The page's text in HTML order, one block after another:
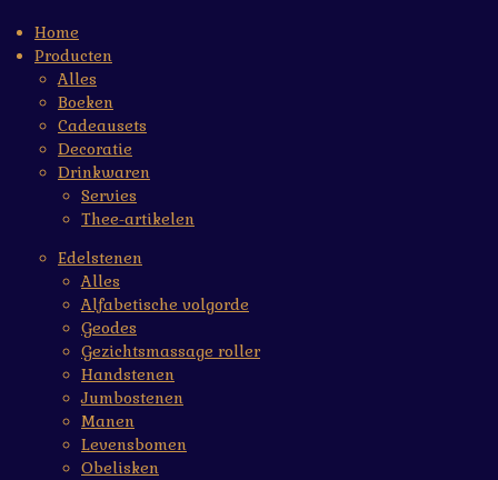
Home
Producten
Alles
Boeken
Cadeausets
Decoratie
Drinkwaren
Servies
Thee-artikelen
Edelstenen
Alles
Alfabetische volgorde
Geodes
Gezichtsmassage roller
Handstenen
Jumbostenen
Manen
Levensbomen
Obelisken